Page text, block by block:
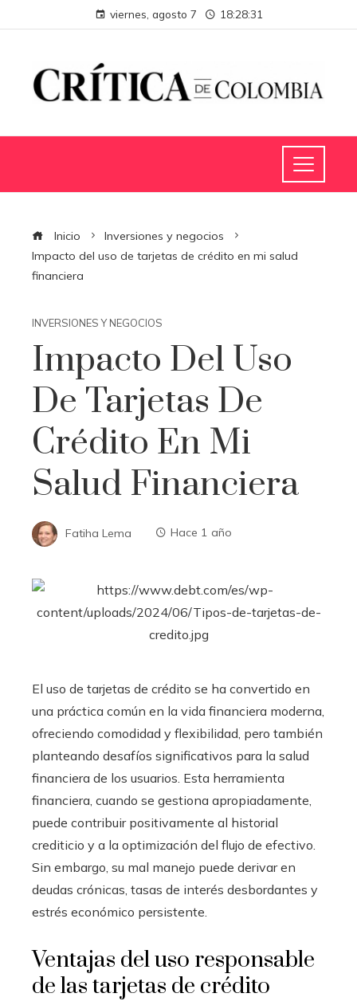
viernes, agosto 7 18:28:32
Inicio
Inversiones y negocios
Impacto del uso de tarjetas de crédito en mi salud
financiera
INVERSIONES Y NEGOCIOS
Impacto Del Uso
De Tarjetas De
Crédito En Mi
Salud Financiera
Fatiha Lema Hace 1 año
El uso de tarjetas de crédito se ha convertido en
una práctica común en la vida financiera moderna,
ofreciendo comodidad y flexibilidad, pero también
planteando desafíos significativos para la salud
financiera de los usuarios. Esta herramienta
financiera, cuando se gestiona apropiadamente,
puede contribuir positivamente al historial
crediticio y a la optimización del flujo de efectivo.
Sin embargo, su mal manejo puede derivar en
deudas crónicas, tasas de interés desbordantes y
estrés económico persistente.
Ventajas del uso responsable
de las tarjetas de crédito